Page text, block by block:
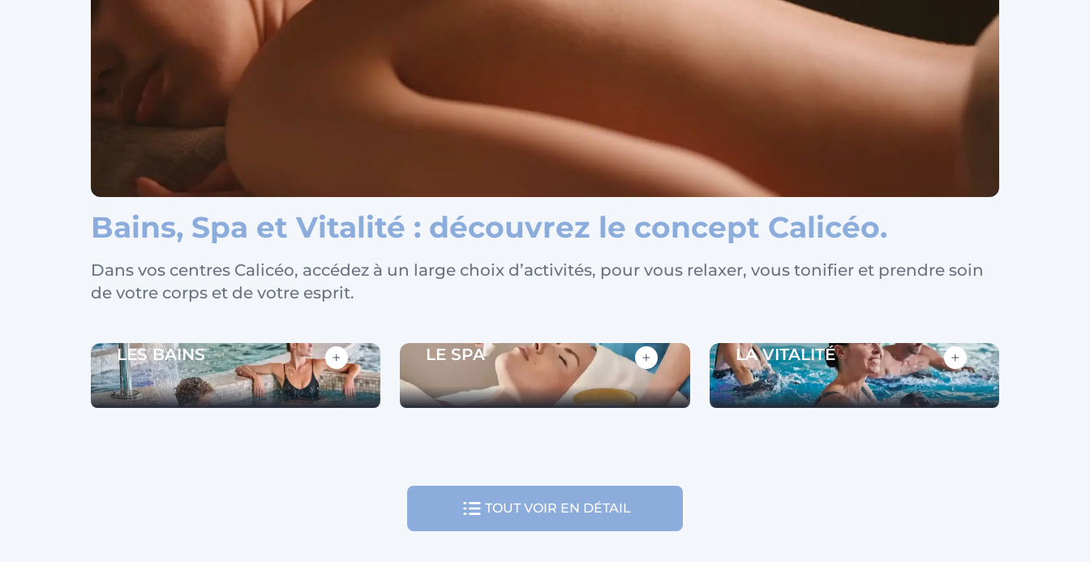
L'univers Calicéo
Bains, Spa et Vitalité : découvrez le concept Calicéo.
Dans vos centres Calicéo, accédez à un large choix d’activités, pour vous relaxer, vous tonifier et prendre soin
de votre corps et de votre esprit.
LES BAINS + LE SPA + LA VITALITÉ +
TOUT VOIR EN DÉTAIL